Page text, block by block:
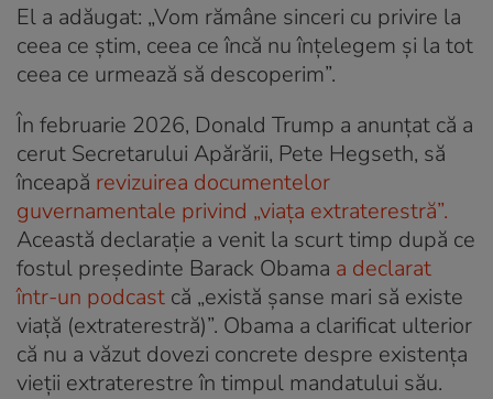
El a adăugat: „Vom rămâne sinceri cu privire la
ceea ce știm, ceea ce încă nu înțelegem și la tot
ceea ce urmează să descoperim”.
În februarie 2026, Donald Trump a anunțat că a
cerut Secretarului Apărării, Pete Hegseth, să
înceapă revizuirea documentelor
guvernamentale privind „viața extraterestră”.
Această declarație a venit la scurt timp după ce
fostul președinte Barack Obama a declarat
într-un podcast că „există șanse mari să existe
viață (extraterestră)”. Obama a clarificat ulterior
că nu a văzut dovezi concrete despre existența
vieții extraterestre în timpul mandatului său.